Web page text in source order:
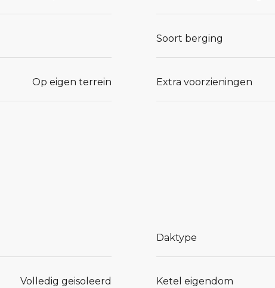
de
meer
Soort berging
Op eigen terrein Extra voorzieningen
Daktype
Volledig geisoleerd Ketel eigendom